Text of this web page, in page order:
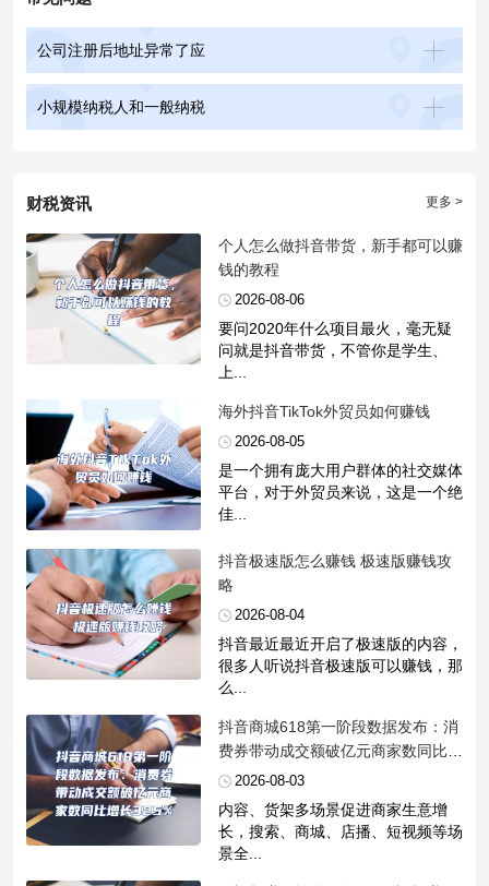
公司注册后地址异常了应
小规模纳税人和一般纳税
更多 >
财税资讯
​个人怎么做抖音带货，新手都可以赚
钱的教程
2026-08-06
要问2020年什么项目最火，毫无疑
问就是抖音带货，不管你是学生、
上...
​海外抖音TikTok外贸员如何赚钱
2026-08-05
是一个拥有庞大用户群体的社交媒体
平台，对于外贸员来说，这是一个绝
佳...
​抖音极速版怎么赚钱 极速版赚钱攻
略
2026-08-04
抖音最近最近开启了极速版的内容，
很多人听说抖音极速版可以赚钱，那
么...
​抖音商城618第一阶段数据发布：消
费券带动成交额破亿元商家数同比增
长325%
2026-08-03
内容、货架多场景促进商家生意增
长，搜索、商城、店播、短视频等场
景全...